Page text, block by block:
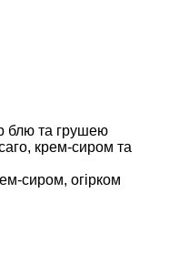
блю та грушею
крем-сиром та
сиром, огірком